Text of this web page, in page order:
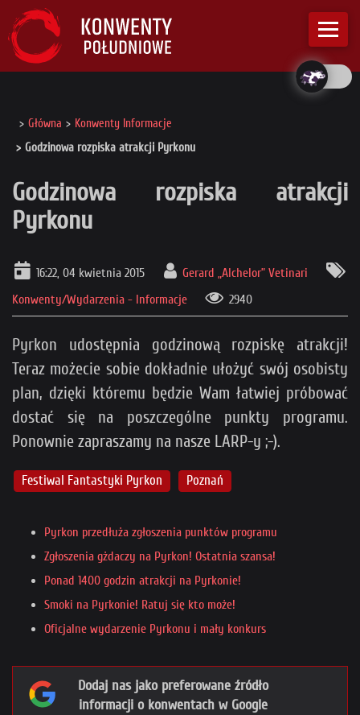
Główna
Konwenty Informacje
Godzinowa rozpiska atrakcji Pyrkonu
Godzinowa rozpiska atrakcji
Pyrkonu
16:22, 04 kwietnia 2015
Gerard „Alchelor” Vetinari
Konwenty/Wydarzenia - Informacje
2940
Pyrkon udostępnia godzinową rozpiskę atrakcji!
Teraz możecie sobie dokładnie ułożyć swój osobisty
plan, dzięki któremu będzie Wam łatwiej próbować
dostać się na poszczególne punkty programu.
Ponownie zapraszamy na nasze LARP-y ;-).
Festiwal Fantastyki Pyrkon Poznań
Pyrkon przedłuża zgłoszenia punktów programu
Zgłoszenia gżdaczy na Pyrkon! Ostatnia szansa!
Ponad 1400 godzin atrakcji na Pyrkonie!
Smoki na Pyrkonie! Ratuj się kto może!
Oficjalne wydarzenie Pyrkonu i mały konkurs
Dodaj nas jako preferowane źródło
informacji o konwentach w Google